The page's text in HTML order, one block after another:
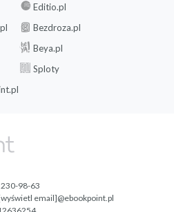
Editio.pl
Bezdroza.pl
Beya.pl
Sploty
98-63
email]@ebookpoint.pl